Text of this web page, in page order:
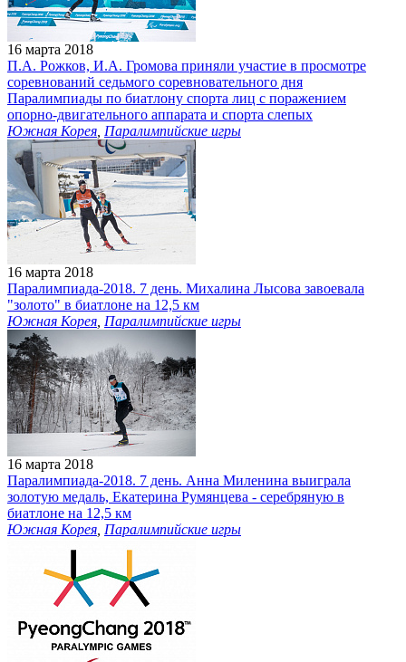
16 марта 2018
П.А. Рожков, И.А. Громова приняли участие в просмотре
соревнований седьмого соревновательного дня
Паралимпиады по биатлону спорта лиц с поражением
опорно-двигательного аппарата и спорта слепых
Южная Корея Паралимпийские игры
16 марта 2018
Паралимпиада-2018. 7 день. Михалина Лысова завоевала
"золото" в биатлоне на 12,5 км
Южная Корея Паралимпийские игры
16 марта 2018
Паралимпиада-2018. 7 день. Анна Миленина выиграла
золотую медаль, Екатерина Румянцева - серебряную в
биатлоне на 12,5 км
Южная Корея Паралимпийские игры